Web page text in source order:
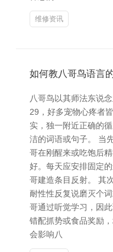
维修资讯
如何教八哥鸟语言
八哥鸟以其师法东说
29，好多宠物心疼者
实，独一附近正确的
洁的词语或句子。 当
哥在刚醒来或吃饱后
好。每天应安排固定
哥建造条目反射。 其
耐性性反复说磨灭个
哥通过听觉学习，因
错配抓势或食品奖励
会影响八